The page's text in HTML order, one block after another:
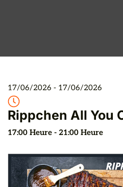
17/06/2026 - 17/06/2026
Rippchen All You
17:00 Heure - 21:00 Heure